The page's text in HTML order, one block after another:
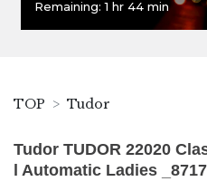
Remaining: 1 hr 44 min
TOP Tudor
Tudor TUDOR 22020
l Automatic Ladies